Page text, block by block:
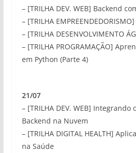
– [TRILHA DEV. WEB] Backend
– [TRILHA
– [TRILHA DESENVOLVIMENTO
– [TRILHA PROGRAMAÇÃO]
em Python (Parte 4)
21/07
– [TRILHA DEV. WEB] Integrando
Backend na Nuvem
– [TRILHA DIGITAL HEALTH]
na Saúde